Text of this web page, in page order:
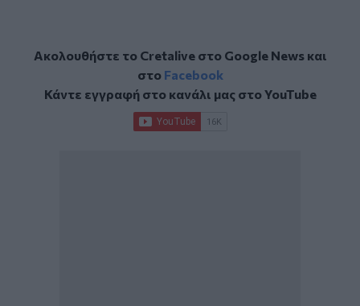
Ακολουθήστε το Cretalive στο Google Newsκαι
στο Facebook
Κάντε εγγραφή στο κανάλι μας στοYouTube